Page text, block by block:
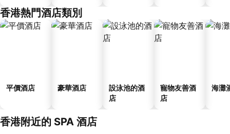
香港熱門酒店類別
平價酒店 豪華酒店
設泳池的酒
店
寵物友善酒
店
海灘
香港附近的 SPA 酒店